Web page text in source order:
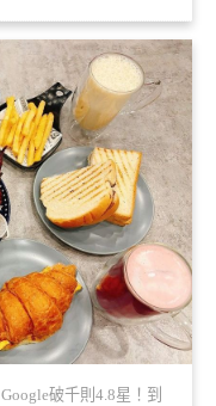
破千則4.8星！到